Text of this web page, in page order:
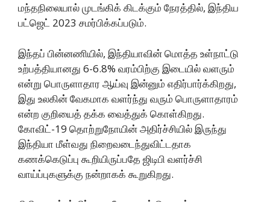
மந்தநிலையால் முடங்கிக் கிடக்கும் நேரத்தில், இந்திய
பட்ஜெட் 2023 சமர்பிக்கப்படும்.
இந்தப் பின்னணியில், இந்தியாவின் மொத்த உள்நாட்டு
உற்பத்தியானது 6-6.8% வரம்பிற்கு இடையில் வளரும்
என்று பொருளாதார ஆய்வு இன்னும் எதிர்பார்க்கிறது,
இது உலகின் வேகமாக வளர்ந்து வரும் பொருளாதாரம்
என்ற குறியைத் தக்க வைத்துக் கொள்கிறது.
கோவிட்-19 தொற்றுநோயின் அதிர்ச்சியில் இருந்து
இந்தியா மீள்வது நிறைவடைந்துவிட்டதாக
கணக்கெடுப்பு கூறியிருப்பதே ஜிடிபி வளர்ச்சி
வாய்ப்புகளுக்கு நன்றாகக் கூறுகிறது.